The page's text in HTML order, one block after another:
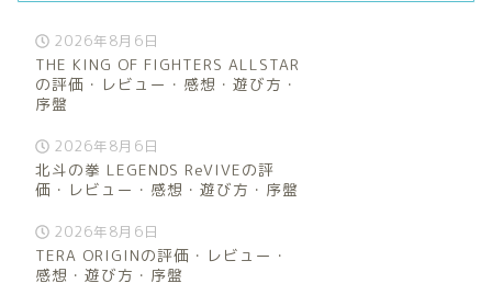
2026年8月6日
THE KING OF FIGHTERS ALLSTAR
の評価・レビュー・感想・遊び方・
序盤
2026年8月6日
北斗の拳 LEGENDS ReVIVEの評
価・レビュー・感想・遊び方・序盤
2026年8月6日
TERA ORIGINの評価・レビュー・
感想・遊び方・序盤